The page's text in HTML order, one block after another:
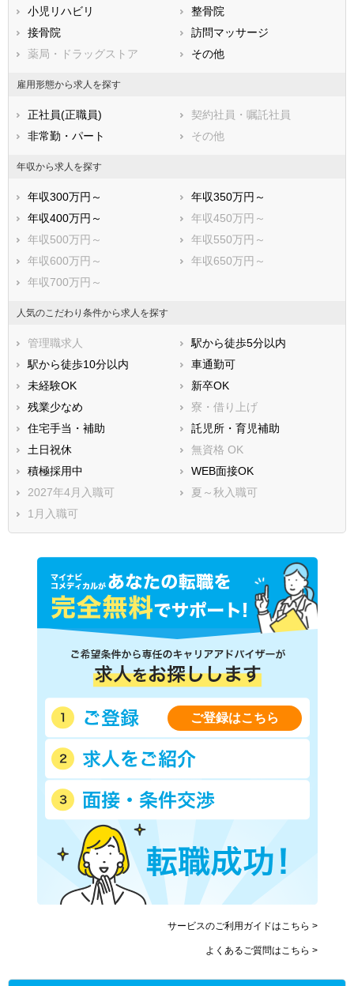
鹿児島県
小児リハビリ
整骨院
接骨院
訪問マッサージ
薬局・ドラッグストア
その他
雇用形態から求人を探す
正社員(正職員)
契約社員・嘱託社員
非常勤・パート
その他
年収から求人を探す
年収300万円～
年収350万円～
年収400万円～
年収450万円～
年収500万円～
年収550万円～
年収600万円～
年収650万円～
年収700万円～
人気のこだわり条件から求人を探す
管理職求人
駅から徒歩5分以内
駅から徒歩10分以内
車通勤可
未経験OK
新卒OK
残業少なめ
寮・借り上げ
住宅手当・補助
託児所・育児補助
土日祝休
無資格 OK
積極採用中
WEB面接OK
2027年4月入職可
夏～秋入職可
1月入職可
ご登録はこちら
サービスのご利用ガイドはこちら >
よくあるご質問はこちら >